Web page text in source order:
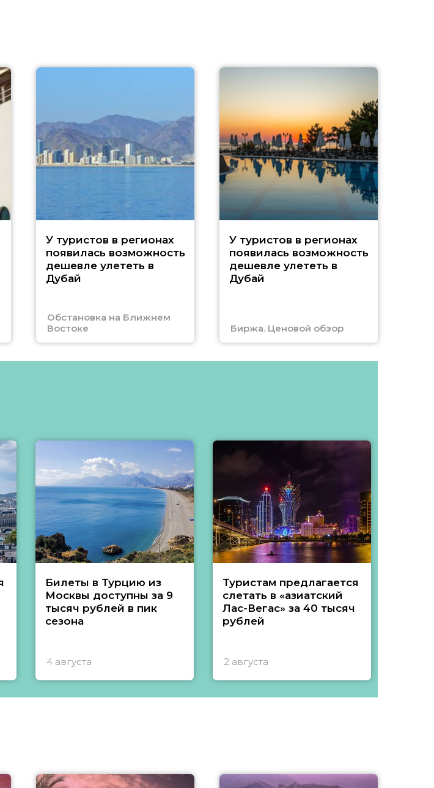
У туристов в регионах
появилась возможность
дешевле улететь в
Дубай
Обстановка на Ближнем
Востоке
У туристов в регионах
появилась возможность
дешевле улететь в
Дубай
Биржа. Ценовой обзор
Билеты в Турцию из
Москвы доступны за 9
тысяч рублей в пик
сезона
4 августа
Туристам предлагается
слетать в «азиатский
Лас-Вегас» за 40 тысяч
рублей
2 августа